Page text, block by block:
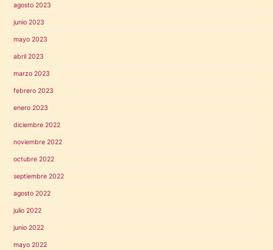
agosto 2023
junio 2023
mayo 2023
abril 2023
marzo 2023
febrero 2023
enero 2023
diciembre 2022
noviembre 2022
octubre 2022
septiembre 2022
agosto 2022
julio 2022
junio 2022
mayo 2022